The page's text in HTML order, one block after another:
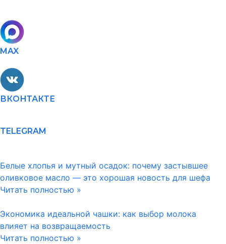
MAX
ВКОНТАКТЕ
TELEGRAM
Белые хлопья и мутный осадок: почему застывшее
оливковое масло — это хорошая новость для шефа
Читать полностью »
Экономика идеальной чашки: как выбор молока
влияет на возвращаемость
Читать полностью »